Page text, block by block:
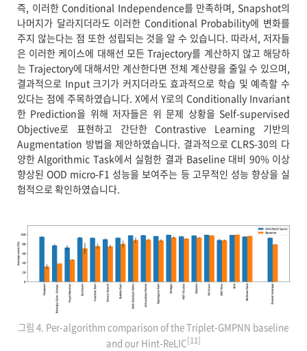
즉, 이러한 Conditional Independence를 만족하며, Snapshot의
나머지가 달라지더라도 이러한 Conditional Probability에 변화를
주지 않는다는 점 또한 성립되는 것을 알 수 있습니다. 따라서, 저자들
은 이러한 케이스에 대해선 모든 Trajectory를 계산하지 않고 해당하
는 Trajectory에 대해서만 계산한다면 전체 계산량을 줄일 수 있으며,
결과적으로 Input 크기가 커지더라도 효과적으로 학습 및 예측할 수
있다는 점에 주목하였습니다. X에서 Y로의 Conditionally Invariant
한 Prediction을 위해 저자들은 위 문제 상황을 Self-supervised
Objective로 표현하고 간단한 Contrastive Learning 기반의
Augmentation 방법을 제안하였습니다. 결과적으로 CLRS-30의 다
양한 Algorithmic Task에서 실험한 결과 Baseline 대비 90% 이상
향상된 OOD micro-F1 성능을 보여주는 등 고무적인 성능 향상을 실
험적으로 확인하였습니다.
그림 4. Per-algorithm comparison of the Triplet-GMPNN baseline
and our Hint-ReLIC[11]